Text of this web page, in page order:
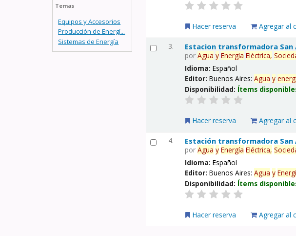
Temas
Equipos y Accesorios
Producción de Energí...
Sistemas de Energía
Hacer reserva Agregar al
3. Estacion transformadora
porAgua y Energía Eléctrica,
Idioma:Español
Editor:Buenos Aires:Agua y
Disponibilidad: Ítems
Hacer reserva Agregar al
4. Estación transformadora
porAgua y Energía Eléctrica,
Idioma:Español
Editor:Buenos Aires:Agua y
Disponibilidad: Ítems
Hacer reserva Agregar al